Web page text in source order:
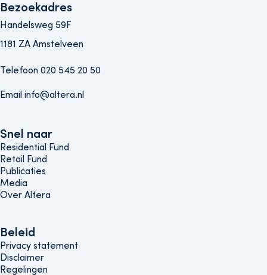
Bezoekadres
Handelsweg 59F
1181 ZA Amstelveen
Telefoon 020 545 20 50
Email info@altera.nl
Snel naar
Snel naar
Residential Fund
Retail Fund
Publicaties
Media
Over Altera
Beleids menu
Beleid
Privacy statement
Disclaimer
Regelingen